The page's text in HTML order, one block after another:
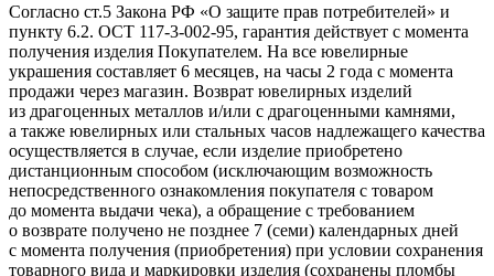
Согласно ст.5 Закона РФ «О защите прав потребителей» и
пункту 6.2. ОСТ 117-3-002-95, гарантия действует с момента
получения изделия Покупателем. На все ювелирные
украшения составляет 6 месяцев, на часы 2 года с момента
продажи через магазин. Возврат ювелирных изделий
из драгоценных металлов и/или с драгоценными камнями,
а также ювелирных или стальных часов надлежащего качества
осуществляется в случае, если изделие приобретено
дистанционным способом (исключающим возможность
непосредственного ознакомления покупателя с товаром
до момента выдачи чека), а обращение с требованием
о возврате получено не позднее 7 (семи) календарных дней
с момента получения (приобретения) при условии сохранения
товарного вида и маркировки изделия (сохранены пломбы